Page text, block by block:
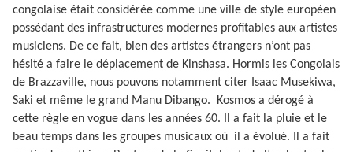
congolaise était considérée comme une ville de style européen
possédant des infrastructures modernes profitables aux artistes
musiciens. De ce fait, bien des artistes étrangers n’ont pas
hésité a faire le déplacement de Kinshasa. Hormis les Congolais
de Brazzaville, nous pouvons notamment citer Isaac Musekiwa,
Saki et même le grand Manu Dibango.
Kosmos a dérogé à
cette règle en vogue dans les années 60. Il a fait la pluie et le
beau temps dans les groupes musicaux où il a évolué. Il a fait